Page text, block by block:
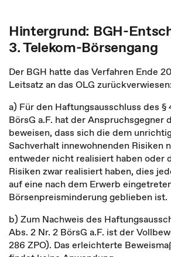
Hintergrund: BGH-
3. Telekom-Börsengang
Der BGH hatte das Verfahren Ende
Leitsatz an das OLG zurückverwiesen:
a) Für den Haftungsausschluss des §
BörsG a.F. hat der Anspruchsgegner
beweisen, dass sich die dem
Sachverhalt innewohnenden Risiken
entweder nicht realisiert haben oder
Risiken zwar realisiert haben, dies
auf eine nach dem Erwerb
Börsenpreisminderung geblieben ist.
b) Zum Nachweis des
Abs. 2 Nr. 2 BörsG a.F. ist der
286 ZPO). Das erleichterte